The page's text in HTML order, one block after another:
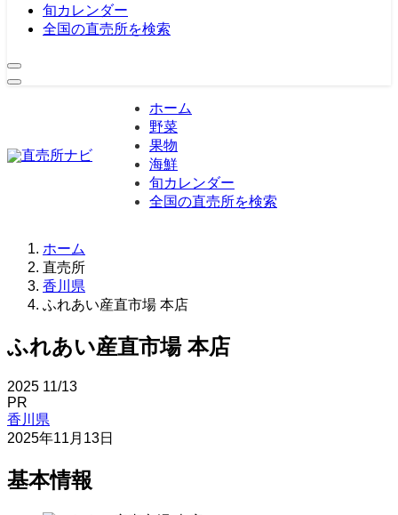
旬カレンダー
全国の直売所を検索
ホーム
野菜
果物
海鮮
旬カレンダー
全国の直売所を検索
ホーム
直売所
香川県
ふれあい産直市場 本店
ふれあい産直市場 本店
2025 11/13
PR
香川県
2025年11月13日
基本情報